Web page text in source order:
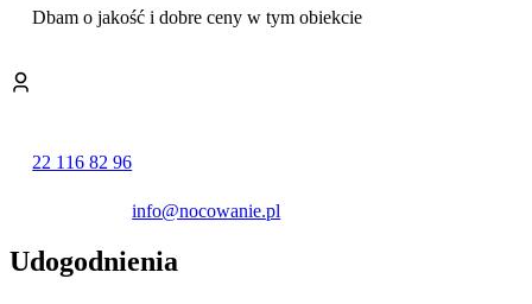
Domki stanowią dogodną bazę wypadową do zwiedzania atrakcji
średniowieczny
Jeziorem Bystrzyckim
Doba hotelowa rozpoczyna się o godzinie 14:00 w dniu przyjazdu,
Dbam o jakość i dobre ceny w tym obiekcie
22 116 82 96
info@nocowanie.pl
Udogodnienia